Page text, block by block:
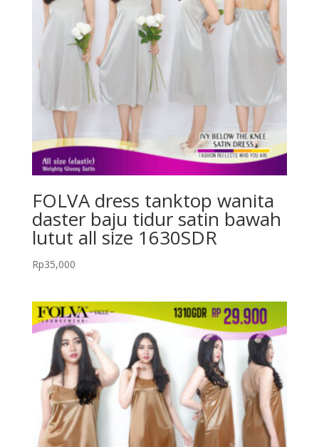
FOLVA dress tanktop wanita
daster baju tidur satin bawah
lutut all size 1630SDR
Rp35,000